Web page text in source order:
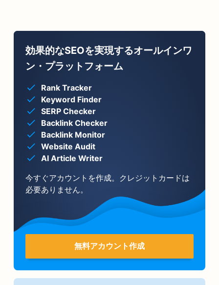
効果的なSEOを実現するオールインワ
ン・プラットフォーム
Rank Tracker
Keyword Finder
SERP Checker
Backlink Checker
Backlink Monitor
Website Audit
AI Article Writer
今すぐアカウントを作成。クレジットカードは
必要ありません。
無料アカウント作成